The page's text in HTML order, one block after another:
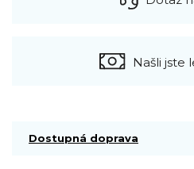
Našli jste
Dostupná doprava